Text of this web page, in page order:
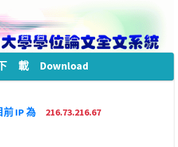
載 Download
前 IP 為 216.73.216.67